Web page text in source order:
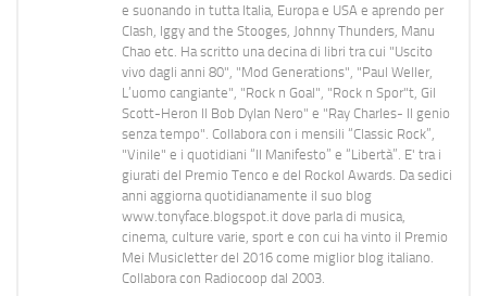
e suonando in tutta Italia, Europa e USA e aprendo per
Clash, Iggy and the Stooges, Johnny Thunders, Manu
Chao etc. Ha scritto una decina di libri tra cui "Uscito
vivo dagli anni 80", "Mod Generations", "Paul Weller,
L’uomo cangiante", "Rock n Goal", "Rock n Spor"t, Gil
Scott-Heron Il Bob Dylan Nero" e "Ray Charles- Il genio
senza tempo". Collabora con i mensili “Classic Rock”,
"Vinile" e i quotidiani “Il Manifesto” e “Libertà”. E' tra i
giurati del Premio Tenco e del Rockol Awards. Da sedici
anni aggiorna quotidianamente il suo blog
www.tonyface.blogspot.it dove parla di musica,
cinema, culture varie, sport e con cui ha vinto il Premio
Mei Musicletter del 2016 come miglior blog italiano.
Collabora con Radiocoop dal 2003.